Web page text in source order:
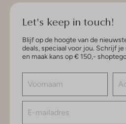
Let's keep in touch!
Blijf op de hoogte van de
deals, speciaal voor jou. Schrijf
en maak kans op € 150,-